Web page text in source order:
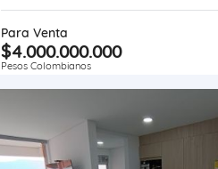
Para Venta
$4.000.000.000
Pesos Colombianos